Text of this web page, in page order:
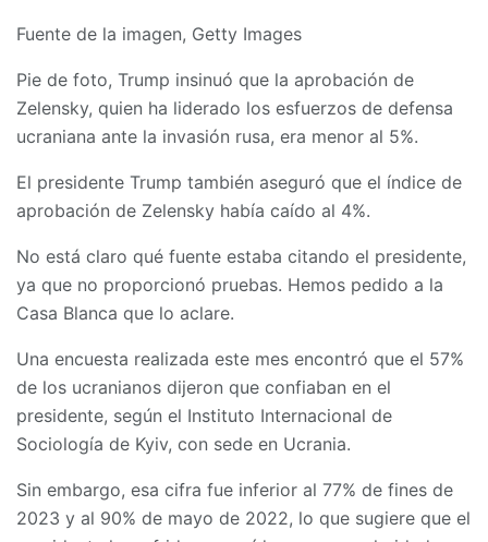
Fuente de la imagen, Getty Images
Pie de foto, Trump insinuó que la aprobación de
Zelensky, quien ha liderado los esfuerzos de defensa
ucraniana ante la invasión rusa, era menor al 5%.
El presidente Trump también aseguró que el índice de
aprobación de Zelensky había caído al 4%.
No está claro qué fuente estaba citando el presidente,
ya que no proporcionó pruebas. Hemos pedido a la
Casa Blanca que lo aclare.
Una encuesta realizada este mes encontró que el 57%
de los ucranianos dijeron que confiaban en el
presidente, según el Instituto Internacional de
Sociología de Kyiv, con sede en Ucrania.
Sin embargo, esa cifra fue inferior al 77% de fines de
2023 y al 90% de mayo de 2022, lo que sugiere que el